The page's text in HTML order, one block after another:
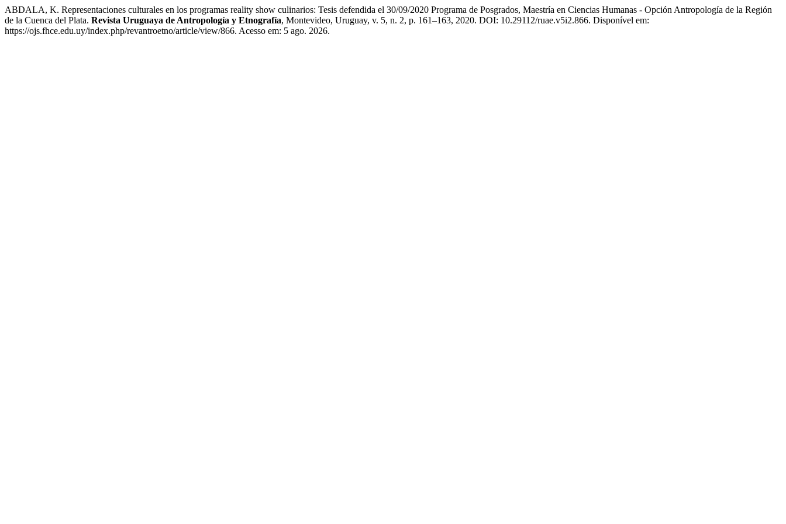
ABDALA, K. Representaciones culturales en los programas reality show culinarios: Tesis defendida el 30/09/2020 Programa de Posgrados, Maestría en Ciencias Humanas - Opción Antropología de la Región
de la Cuenca del Plata. Revista Uruguaya de Antropología y Etnografía, Montevideo, Uruguay, v. 5, n. 2, p. 161–163, 2020. DOI: 10.29112/ruae.v5i2.866. Disponível em:
https://ojs.fhce.edu.uy/index.php/revantroetno/article/view/866. Acesso em: 5 ago. 2026.